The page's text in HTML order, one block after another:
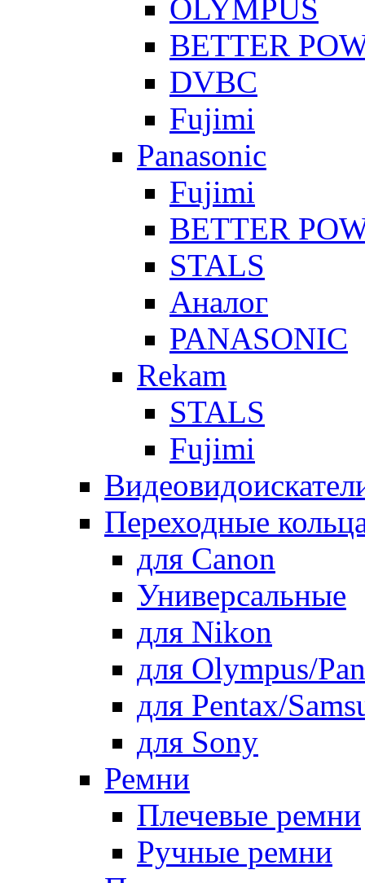
OLYMPUS
BETTER
DVBC
Fujimi
Panasonic
Fujimi
BETTER
STALS
Аналог
PANASONIC
Rekam
STALS
Fujimi
Переходные
для Canon
Универсальные
для Nikon
для Olympus/
для Pentax/
для Sony
Ремни
Плечевые ремни
Ручные ремни